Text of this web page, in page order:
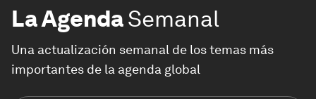
La AgendaSemanal
Una actualización semanal de los temas más
importantes de la agenda global